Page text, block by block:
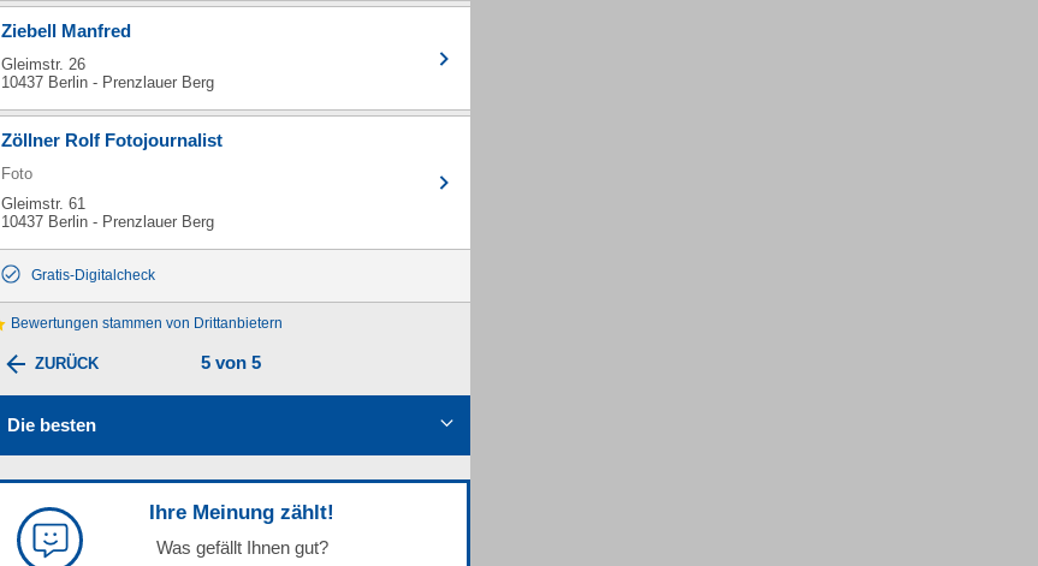
Ziebell Manfred
Gleimstr. 26
10437 Berlin - Prenzlauer Berg
Zöllner Rolf Fotojournalist
Foto
Gleimstr. 61
10437 Berlin - Prenzlauer Berg
Gratis-Digitalcheck
Bewertungen stammen von Drittanbietern
ZURÜCK 5 von 5
Die besten
Ihre Meinung zählt!
Was gefällt Ihnen gut?